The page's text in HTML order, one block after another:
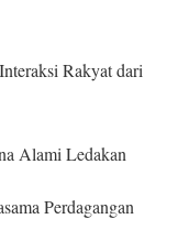
Rakyat dari
Alami Ledakan
Perdagangan